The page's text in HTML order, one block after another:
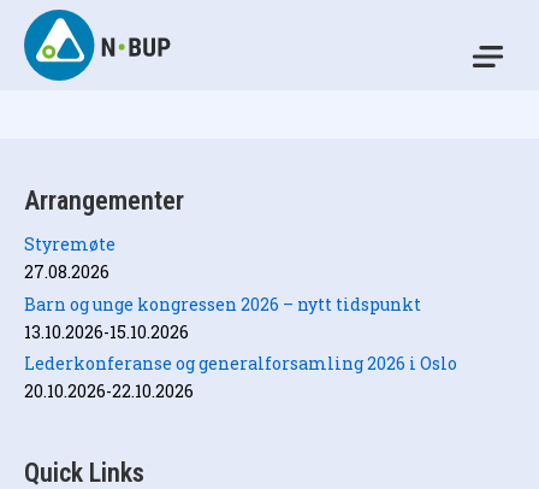
Skip
content
Arrangementer
Styremøte
27.08.2026
Barn og unge kongressen 2026 – nytt tidspunkt
13.10.2026-15.10.2026
Lederkonferanse og generalforsamling 2026 i Oslo
20.10.2026-22.10.2026
Quick Links